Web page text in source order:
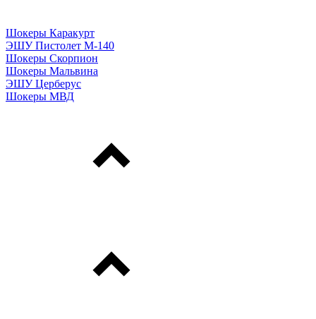
Шокеры Каракурт
ЭШУ Пистолет М-140
Шокеры Скорпион
Шокеры Мальвина
ЭШУ Церберус
Шокеры МВД